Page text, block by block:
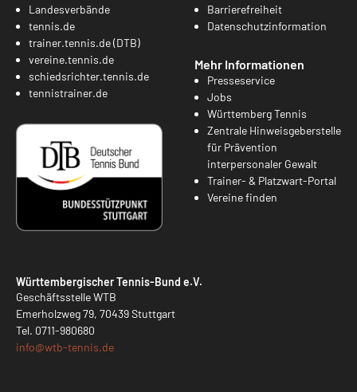
Landesverbände
tennis.de
trainer.tennis.de (DTB)
vereine.tennis.de
schiedsrichter.tennis.de
tennistrainer.de
Barrierefreiheit
Datenschutzinformation
Mehr Informationen
Presseservice
Jobs
Württemberg Tennis
Zentrale Hinweisgeberstelle
für Prävention
interpersonaler Gewalt
Trainer- & Platzwart-Portal
Vereine finden
Württembergischer Tennis-Bund e.V.
Geschäftsstelle WTB
Emerholzweg 79, 70439 Stuttgart
Tel. 0711-980680
info@wtb-tennis.de